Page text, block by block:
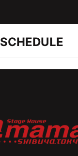
SCHEDULE